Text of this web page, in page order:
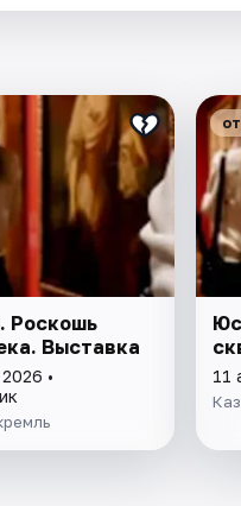
Роскошь
Выставка
•
11